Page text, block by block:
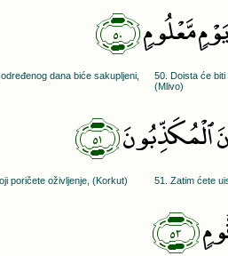
مَّعْلُومٍۢ﴿٥٠﴾
dana biće sakupljeni,
50. Doista će
(Mlivo)
ٱلْمُكَذِّبُونَ﴿٥١﴾
poričete oživljenje, (Korkut) 51. Zatim ćete
﴿٥٢﴾